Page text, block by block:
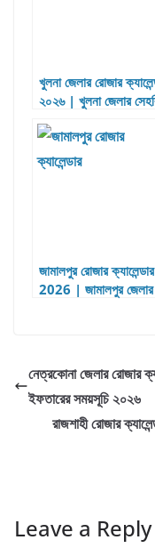
খুলনা জেলার রোজার
২০২৬ | খুলনা জেলার
ইফতারের সময়সূচি ২০২৬
জামালপুর রোজার ক্যালেন্ডার
2026 | জামালপুর জেলার
নেত্রকোনা জেলার রোজার
ইফতারের সময়সূচি ২০২৬
রাজশাহী রোজার
Leave a Reply